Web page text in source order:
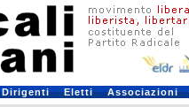
Dirigenti Eletti Associazioni